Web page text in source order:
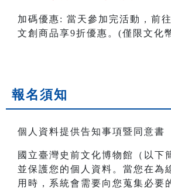
加碼優惠: 當天參加完活動，前
文創商品享9折優惠。 (僅限文化
報名須知
個人資料提供告知事項暨同意書
國立臺灣史前文化博物館（以下
並保護您的個人資料。當您在為
用時，系統會需要向您蒐集必要